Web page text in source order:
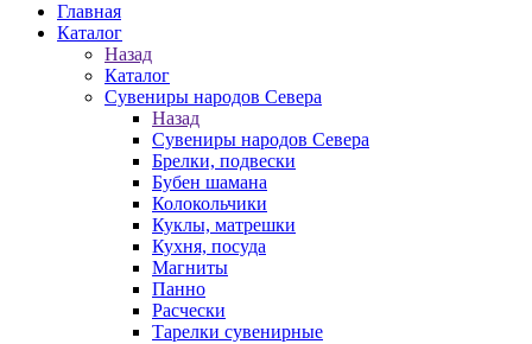
Главная
Каталог
Назад
Каталог
Сувениры народов Севера
Назад
Сувениры народов Севера
Брелки, подвески
Бубен шамана
Колокольчики
Куклы, матрешки
Кухня, посуда
Магниты
Панно
Расчески
Тарелки сувенирные